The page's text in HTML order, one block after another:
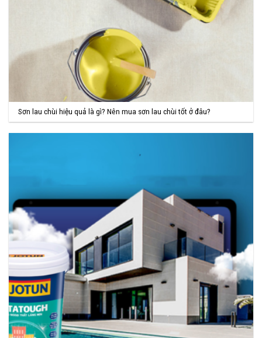
Sơn lau chùi hiệu quả là gì? Nên mua sơn lau chùi tốt ở đâu?